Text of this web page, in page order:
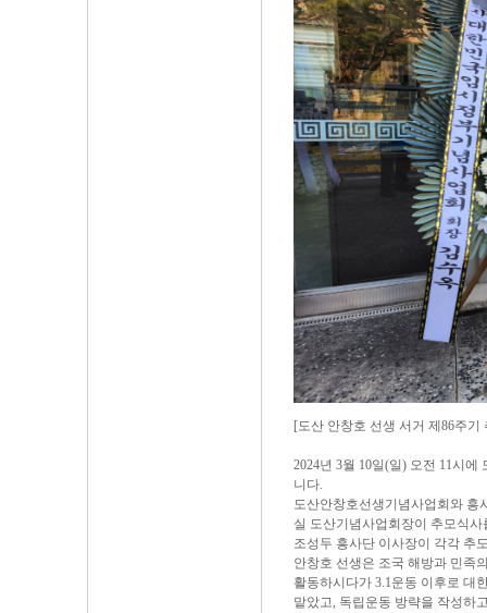
[도산 안창호 선생 서거 제86주기
2024년 3월 10일(일) 오전 11시
니다.
도산안창호선생기념사업회와 흥
실 도산기념사업회장이 추모식
조성두 흥사단 이사장이 각각 추
안창호 선생은 조국 해방과 민족
활동하시다가 3.1운동 이후로 대
맡았고, 독립운동 방략을 작성하